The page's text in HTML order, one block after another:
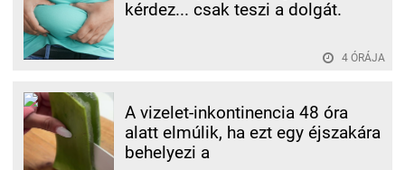
kérdez... csak teszi a dolgát.
4 ÓRÁJA
A vizelet-inkontinencia 48 óra
alatt elmúlik, ha ezt egy éjszakára
behelyezi a